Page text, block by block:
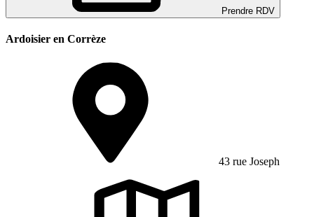
Prendre RDV
Ardoisier en Corrèze
43 rue Joseph